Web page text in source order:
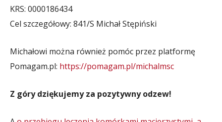
KRS: 0000186434
Cel szczegółowy: 841/S Michał Stępiński
Michałowi można również pomóc przez platformę
Pomagam.pl: https://pomagam.pl/michalmsc
Z góry dziękujemy za pozytywny odzew!